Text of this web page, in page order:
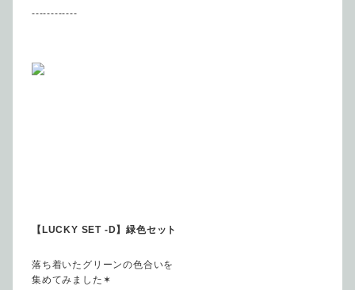
------------
【LUCKY SET -D】緑色セット
落ち着いたグリーンの色合いを
集めてみました✶